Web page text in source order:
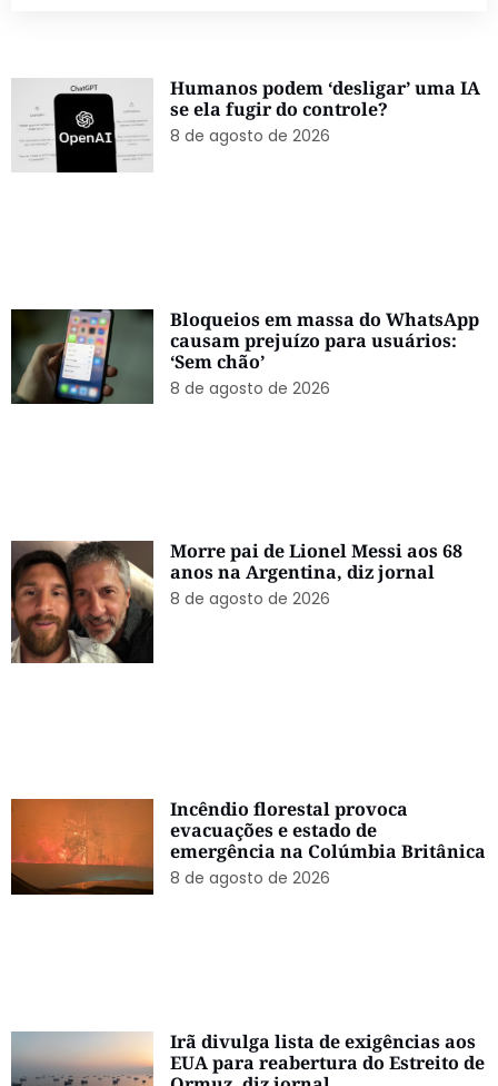
Humanos podem ‘desligar’ uma IA
se ela fugir do controle?
8 de agosto de 2026
Bloqueios em massa do WhatsApp
causam prejuízo para usuários:
‘Sem chão’
8 de agosto de 2026
Morre pai de Lionel Messi aos 68
anos na Argentina, diz jornal
8 de agosto de 2026
Incêndio florestal provoca
evacuações e estado de
emergência na Colúmbia Britânica
8 de agosto de 2026
Irã divulga lista de exigências aos
EUA para reabertura do Estreito de
Ormuz, diz jornal